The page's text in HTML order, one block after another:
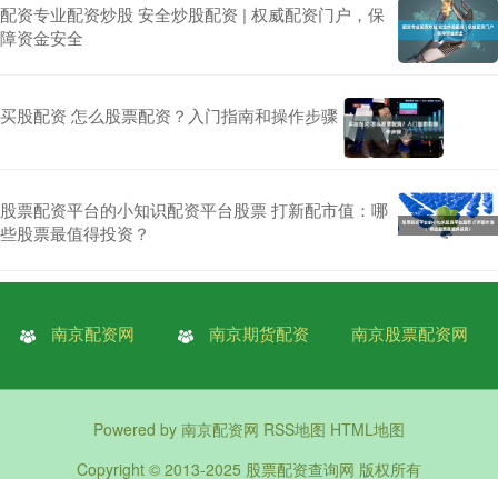
配资专业配资炒股 安全炒股配资 | 权威配资门户，保
障资金安全
买股配资 怎么股票配资？入门指南和操作步骤
股票配资平台的小知识配资平台股票 打新配市值：哪
些股票最值得投资？
南京配资网 南京期货配资 南京股票配资网
Powered by 南京配资网 RSS地图 HTML地图
Copyright © 2013-2025 股票配资查询网 版权所有